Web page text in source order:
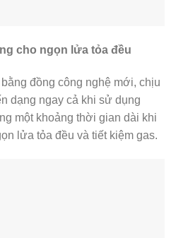
cho ngọn lửa tỏa đều
đồng công nghệ mới, chịu
dạng ngay cả khi sử dụng
một khoảng thời gian dài khi
lửa tỏa đều và tiết kiệm gas.